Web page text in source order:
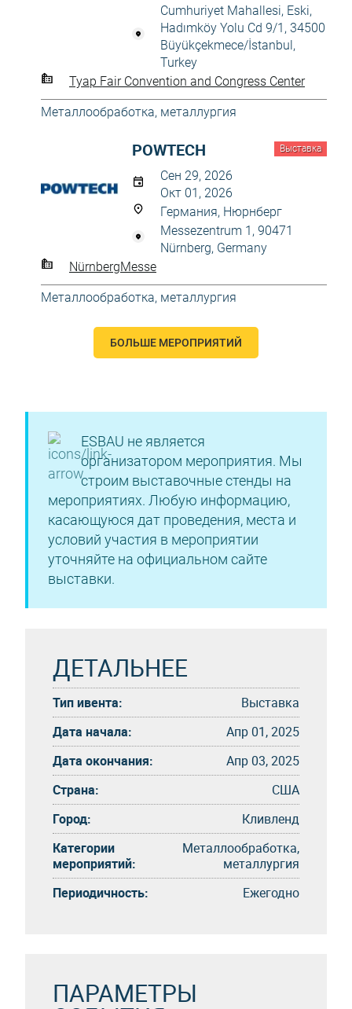
Cumhuriyet Mahallesi, Eski,
Hadımköy Yolu Cd 9/1, 34500
Büyükçekmece/İstanbul,
Turkey
Tyap Fair Convention and Congress Center
Металлообработка, металлургия
Выставка
POWTECH
Сен 29, 2026
Окт 01, 2026
Германия, Нюрнберг
Messezentrum 1, 90471
Nürnberg, Germany
NürnbergMesse
Металлообработка, металлургия
БОЛЬШЕ МЕРОПРИЯТИЙ
ESBAU не является
организатором мероприятия. Мы
строим выставочные стенды на
мероприятиях. Любую информацию,
касающуюся дат проведения, места и
условий участия в мероприятии
уточняйте на официальном сайте
выставки.
ДЕТАЛЬНЕЕ
Тип ивента:
Выставка
Дата начала:
Апр 01, 2025
Дата окончания:
Апр 03, 2025
Страна:
США
Город:
Кливленд
Категории
мероприятий:
Металлообработка,
металлургия
Периодичность:
Eжегоднo
ПАРАМЕТРЫ